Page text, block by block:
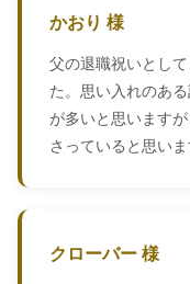
かおり 様
父の退職祝いとし
た。思い入れのあ
が多いと思います
さっていると思いま
クローバー 様